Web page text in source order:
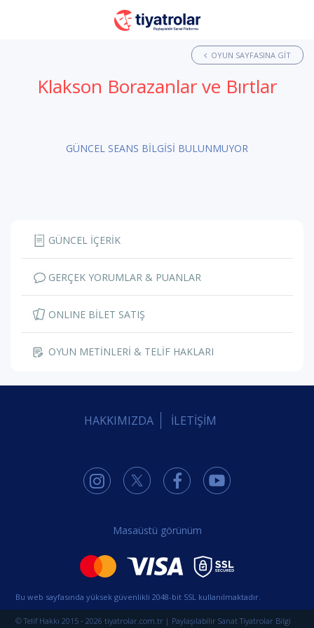
OYUN SAYFASINA GIT
Klakson Borazanlar ve Bırtlar
GÜNCEL SEANS BİLGİSİ BULUNMUYOR
GÜNCEL İÇERİK
GERÇEK YORUMLAR & PUANLAR
ONLINE BİLET SATIŞ
OYUN METİNLERİ & TELİF HAKLARI
HAKKIMIZDA İLETİŞİM
Masaüstü görünüm
Bu web sayfasında yüksek güvenlikli 2048-bit SSL kullanılmaktadır.
© Telif Hakkı 2015 - 2026 tiyatrolar.com.tr | Paylaşılabilir Sanat Tiyatrolar Bilgi